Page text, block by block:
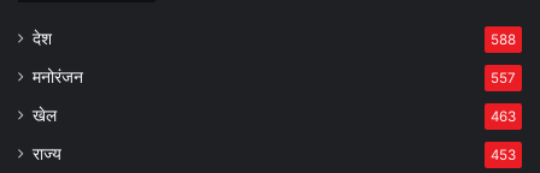
देश 588
मनोरंजन 557
खेल 463
राज्य 453